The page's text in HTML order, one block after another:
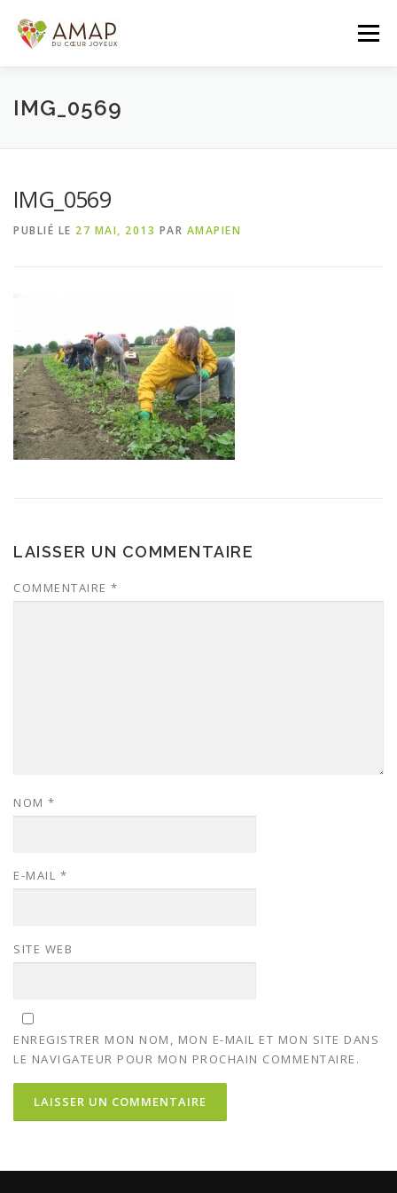
contenu
Menu
ACCUEIL L’AMAP
PANIER DE LA SEMAINE
IMG_0569
IMG_0569
PUBLIÉ LE 27 MAI, 2013 PAR AMAPIEN
LAISSER UN COMMENTAIRE
COMMENTAIRE *
NOM *
E-MAIL *
SITE WEB
ENREGISTRER MON NOM, MON E-MAIL ET MON SITE DANS
LE NAVIGATEUR POUR MON PROCHAIN COMMENTAIRE.